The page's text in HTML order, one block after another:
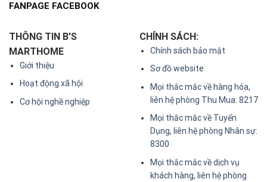
FANPAGE FACEBOOK
THÔNG TIN B'S
MARTHOME
Giới thiệu
Hoạt động xã hội
Cơ hội nghề nghiệp
CHÍNH SÁCH:
Chính sách bảo mật
Sơ đồ website
Mọi thắc mắc về hàng hóa,
liên hệ phòng Thu Mua: 8217
Mọi thắc mắc về Tuyển
Dụng, liên hệ phòng Nhân sự:
8300
Mọi thắc mắc về dịch vụ
khách hàng, liên hệ phòng